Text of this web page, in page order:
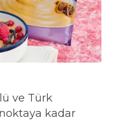
ve Türk
kadar